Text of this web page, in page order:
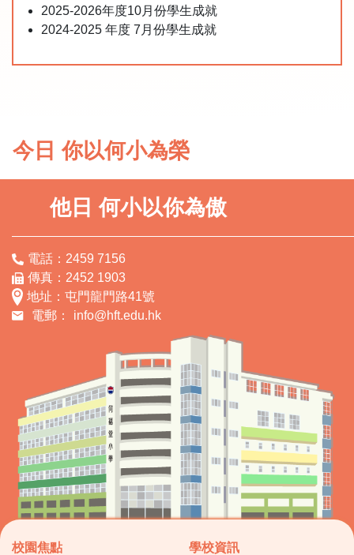
2025-2026年度10月份學生成就
2024-2025 年度 7月份學生成就
今日 你以何小為榮
他日 何小以你為傲
電話：2459 7156
傳真：2452 1903
地址：屯門龍門路41號
電郵：
info@hft.edu.hk
校園焦點
學校資訊